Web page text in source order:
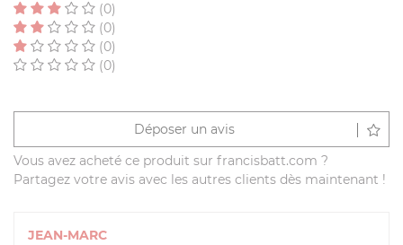
(0)
(0)
(0)
(0)
Déposer un avis
Vous avez acheté ce produit sur francisbatt.com ?
Partagez votre avis avec les autres clients dès maintenant !
JEAN-MARC